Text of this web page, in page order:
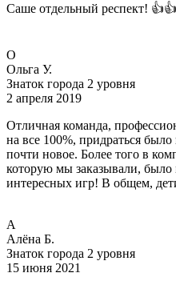
Саше отдельный респект!
O
Ольга У.
Знаток города 2 уровня
2 апреля 2019
Отличная команда,
на все 100%, придраться было
почти новое. Более того в
которую мы заказывали, было
интересных игр! В общем,
А
Алёна Б.
Знаток города 2 уровня
15 июня 2021